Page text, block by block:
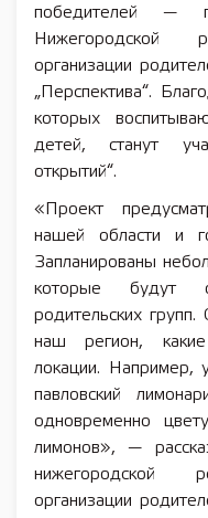
победителей —
Нижегородской
организации
„Перспектива“.
которых
детей, станут
открытий“.
«Проект
нашей области и
Запланированы
которые будут
родительских
наш регион,
локации. Например,
павловский
одновременно
лимонов», —
нижегородской
организации